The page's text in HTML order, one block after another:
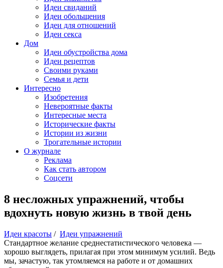
Идеи свиданий
Идеи обольщения
Идеи для отношений
Идеи секса
Дом
Идеи обустройства дома
Идеи рецептов
Своими руками
Семья и дети
Интересно
Изобретения
Невероятные факты
Интересные места
Исторические факты
Истории из жизни
Трогательные истории
О журнале
Реклама
Как стать автором
Соцсети
8 несложных упражнений, чтобы
вдохнуть новую жизнь в твой день
Идеи красоты / Идеи упражнений
Стандартное желание среднестатистического человека —
хорошо выглядеть, прилагая при этом минимум усилий. Ведь
мы, зачастую, так утомляемся на работе и от домашних